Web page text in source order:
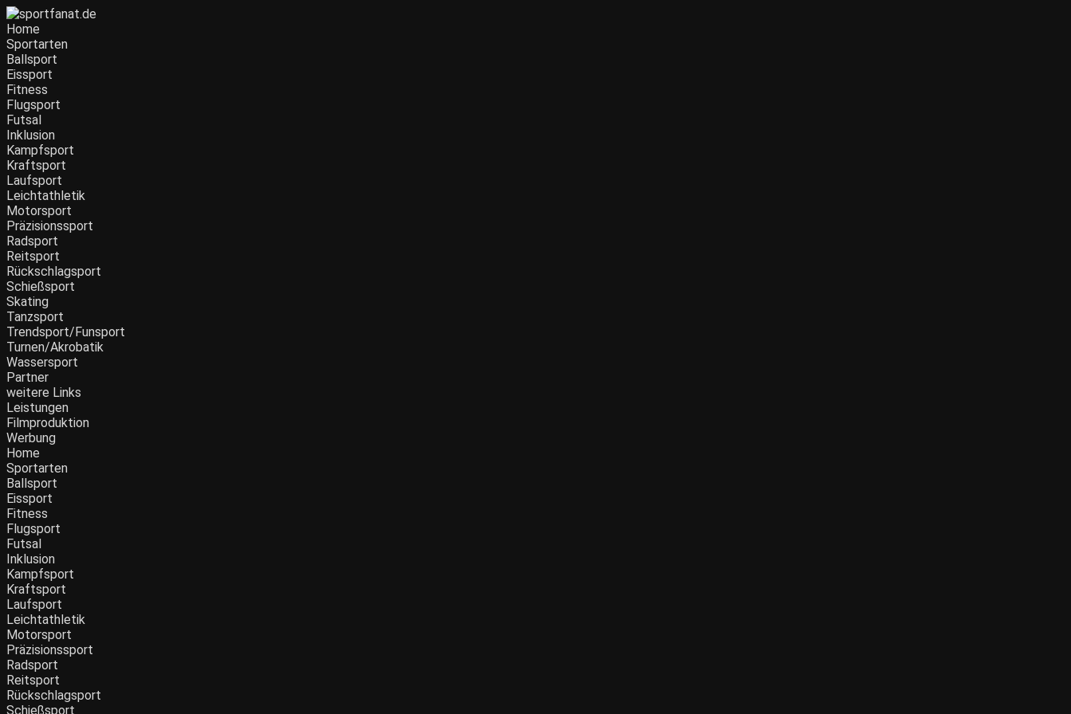
Home
Sportarten
Ballsport
Eissport
Fitness
Flugsport
Futsal
Inklusion
Kampfsport
Kraftsport
Laufsport
Leichtathletik
Motorsport
Präzisionssport
Radsport
Reitsport
Rückschlagsport
Schießsport
Skating
Tanzsport
Trendsport/Funsport
Turnen/Akrobatik
Wassersport
Partner
weitere Links
Leistungen
Filmproduktion
Werbung
Home
Sportarten
Ballsport
Eissport
Fitness
Flugsport
Futsal
Inklusion
Kampfsport
Kraftsport
Laufsport
Leichtathletik
Motorsport
Präzisionssport
Radsport
Reitsport
Rückschlagsport
Schießsport